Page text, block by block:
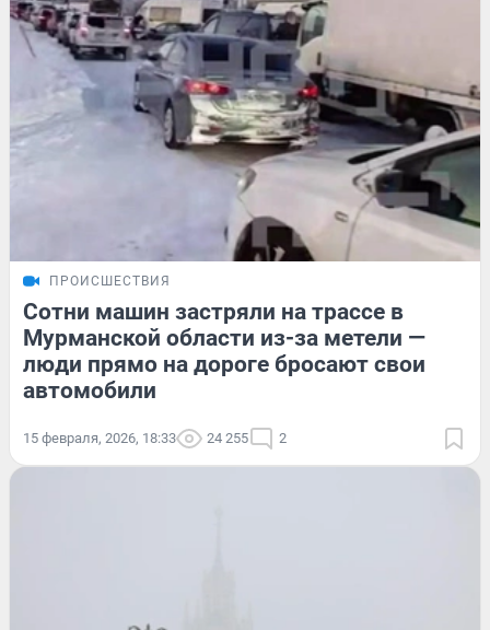
ПРОИСШЕСТВИЯ
Сотни машин застряли на трассе в
Мурманской области из-за метели —
люди прямо на дороге бросают свои
автомобили
15 февраля, 2026, 18:33 24 255 2